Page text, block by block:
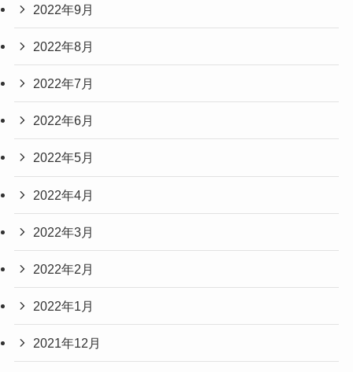
2022年9月
2022年8月
2022年7月
2022年6月
2022年5月
2022年4月
2022年3月
2022年2月
2022年1月
2021年12月